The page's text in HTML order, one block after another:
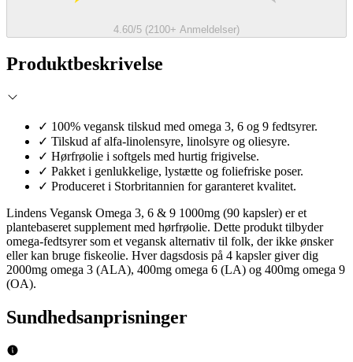
4.60/5 (2100+ Anmeldelser)
Produktbeskrivelse
✓ 100% vegansk tilskud med omega 3, 6 og 9 fedtsyrer.
✓ Tilskud af alfa-linolensyre, linolsyre og oliesyre.
✓ Hørfrøolie i softgels med hurtig frigivelse.
✓ Pakket i genlukkelige, lystætte og foliefriske poser.
✓ Produceret i Storbritannien for garanteret kvalitet.
Lindens Vegansk Omega 3, 6 & 9 1000mg (90 kapsler) er et
plantebaseret supplement med hørfrøolie. Dette produkt tilbyder
omega-fedtsyrer som et vegansk alternativ til folk, der ikke ønsker
eller kan bruge fiskeolie. Hver dagsdosis på 4 kapsler giver dig
2000mg omega 3 (ALA), 400mg omega 6 (LA) og 400mg omega 9
(OA).
Sundhedsanprisninger